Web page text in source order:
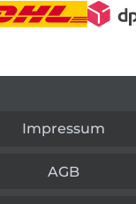
Impressum
AGB